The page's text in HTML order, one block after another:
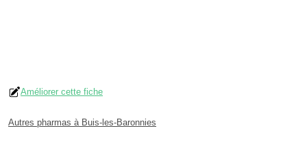
Améliorer cette fiche
Autres pharmas à Buis-les-Baronnies